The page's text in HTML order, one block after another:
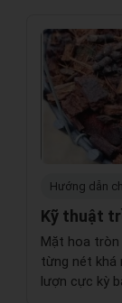
Hướng dẫn
Kỹ thuật
Mặt hoa tròn
từng nét khá
lượn cực kỳ